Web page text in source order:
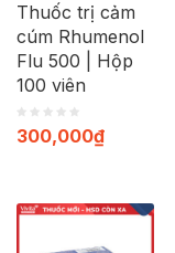
Thuốc trị cảm
cúm Rhumenol
Flu 500 | Hộp
100 viên
300,000₫